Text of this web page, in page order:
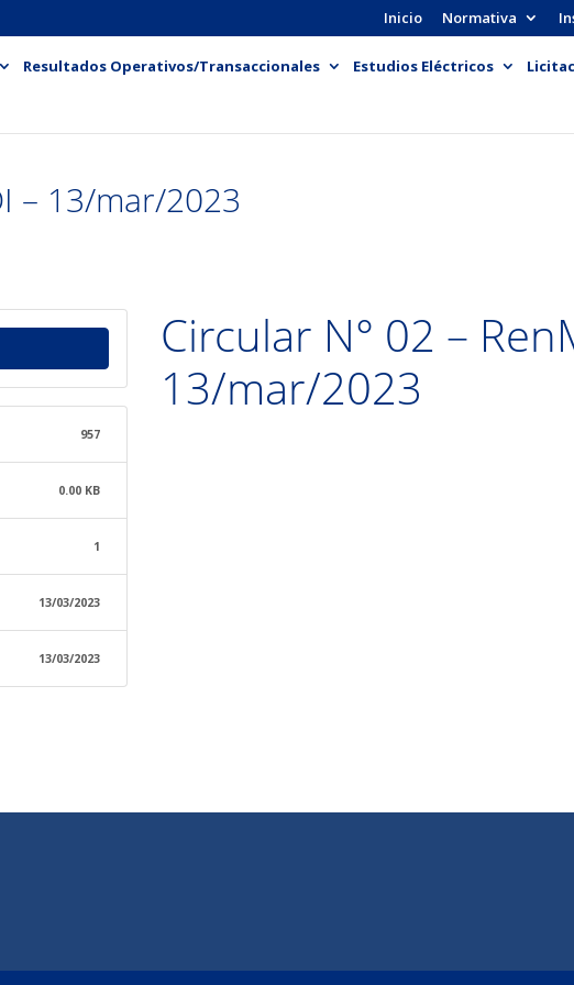
Inicio Normativa
Resultados Operativos/Transaccionales Estudios Eléctricos
– 13/mar/2023
957
0.00 KB
1
13/03/2023
13/03/2023
Circular N° 02 –
13/mar/2023